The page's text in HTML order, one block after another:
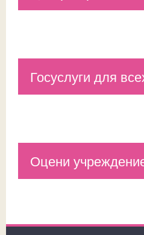
Госуслуги для
Оцени